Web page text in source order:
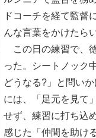
ドコーチを経て監督
んな言葉をかけたら
この日の練習で、
った。シートノック
どうなる?」と問い
には、「足元を見て
せず、練習に打ち込
感じた「仲間を助け